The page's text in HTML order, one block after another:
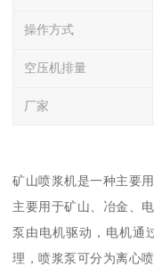
操作方式
空压机排量
厂家
矿山喷浆机是一种主要
主要用于矿山、冶金、
泵由电机驱动，电机通
理，喷浆泵可分为离心